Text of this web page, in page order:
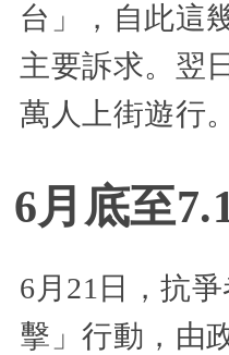
台」，自此這
主要訴求。翌
萬人上街遊行。
6月底至
6月21日，抗
擊」行動，由